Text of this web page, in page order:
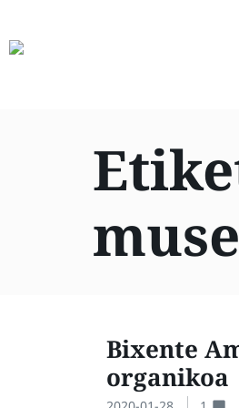
Bixente
organikoa